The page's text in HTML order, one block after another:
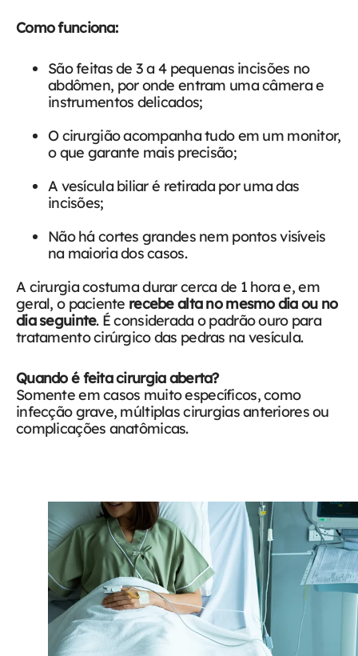
Como funciona:
São feitas de 3 a 4 pequenas incisões no
abdômen, por onde entram uma câmera e
instrumentos delicados;
O cirurgião acompanha tudo em um monitor,
o que garante mais precisão;
A vesícula biliar é retirada por uma das
incisões;
Não há cortes grandes nem pontos visíveis
na maioria dos casos.
A cirurgia costuma durar cerca de 1 hora e, em
geral, o paciente recebe alta no mesmo dia ou no
dia seguinte. É considerada o padrão ouro para
tratamento cirúrgico das pedras na vesícula.
Quando é feita cirurgia aberta?
Somente em casos muito específicos, como
infecção grave, múltiplas cirurgias anteriores ou
complicações anatômicas.